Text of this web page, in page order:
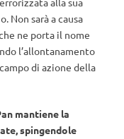
Non sarà a causa
ne porta il nome
l’allontanamento
di azione della
mantiene la
spingendole